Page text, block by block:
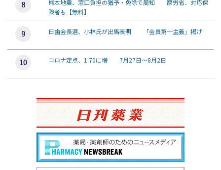
熊本地震、窓口負担の猶予・免除で周知 厚労省、対応保
険者も【無料】
日歯会長選、小林氏が出馬表明 「会員第一主義」掲げ
コロナ定点、1.70に増 7月27日～8月2日